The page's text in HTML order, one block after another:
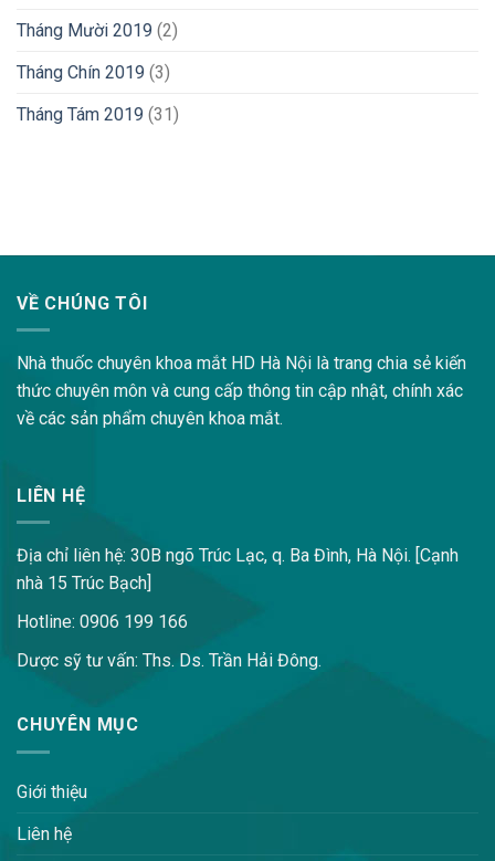
Tháng Mười 2019 (2)
Tháng Chín 2019 (3)
Tháng Tám 2019 (31)
VỀ CHÚNG TÔI
Nhà thuốc chuyên khoa mắt HD Hà Nội là trang chia sẻ kiến
thức chuyên môn và cung cấp thông tin cập nhật, chính xác
về các sản phẩm chuyên khoa mắt.
LIÊN HỆ
Địa chỉ liên hệ: 30B ngõ Trúc Lạc, q. Ba Đình, Hà Nội. [Cạnh
nhà 15 Trúc Bạch]
Hotline: 0906 199 166
Dược sỹ tư vấn: Ths. Ds. Trần Hải Đông.
CHUYÊN MỤC
Giới thiệu
Liên hệ